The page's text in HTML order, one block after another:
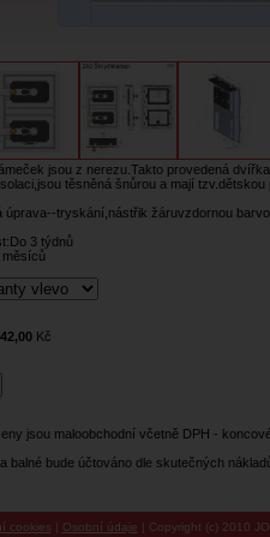
jsou z nerezu.Takto provedená
těsněná šnůrou a mají
úprava--tryskání,nástřik žáruvzdornou
3 týdnů
měsíců
Kč
jsou maloobchodní včetně DPH - koncové.
balné bude účtováno dle skutečných
cookies | Osobní údaje | Copyright (c) 2010